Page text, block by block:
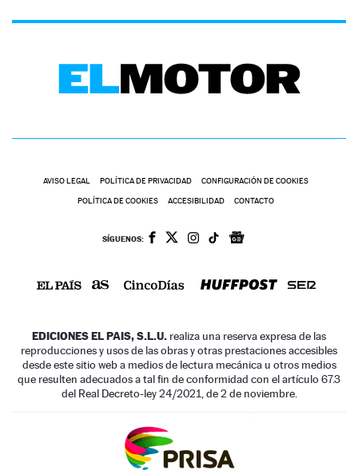
AVISO LEGAL POLÍTICA DE PRIVACIDAD CONFIGURACIÓN DE COOKIES
POLÍTICA DE COOKIES ACCESIBILIDAD CONTACTO
SÍGUENOS:
EDICIONES EL PAIS, S.L.U. realiza una reserva expresa de las
reproducciones y usos de las obras y otras prestaciones accesibles
desde este sitio web a medios de lectura mecánica u otros medios
que resulten adecuados a tal fin de conformidad con el artículo 67.3
del Real Decreto-ley 24/2021, de 2 de noviembre.